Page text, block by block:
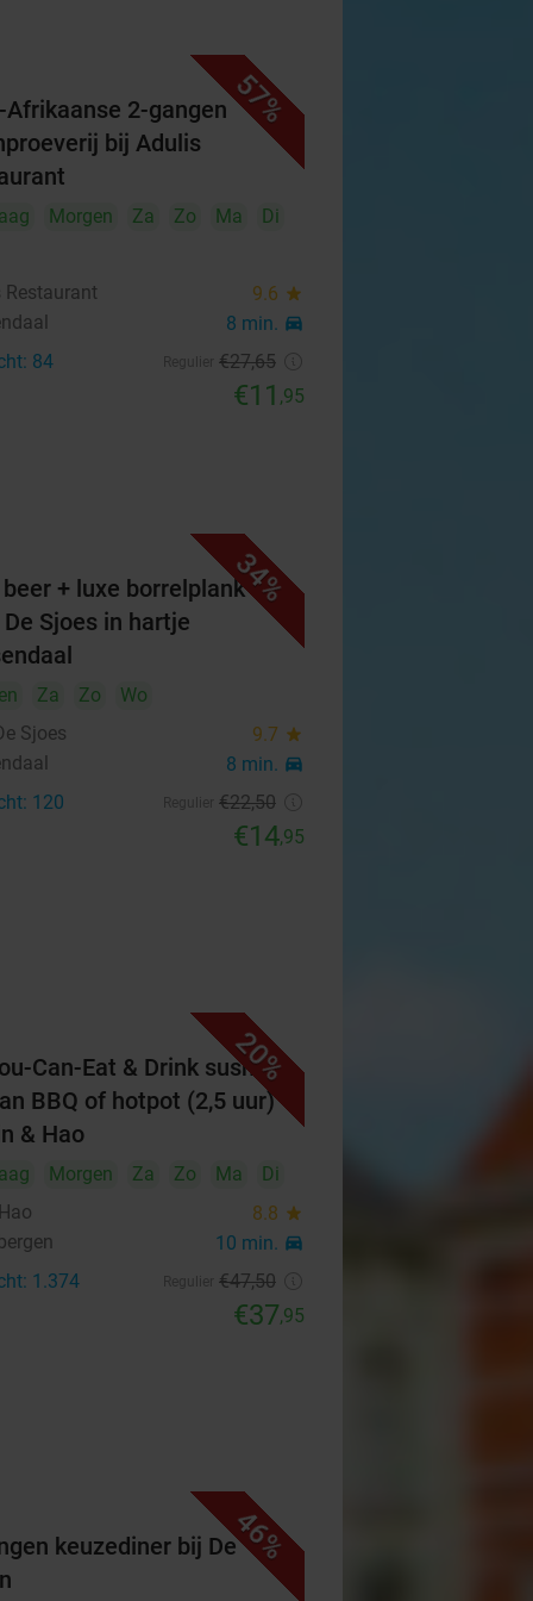
57%
Afrikaanse 2-gangen
bij Adulis
Morgen Za Zo Ma
Di
Restaurant
9.6 star
8 min. directions_car
84 €27,65
€11 ,95
34%
+ luxe borrelplank bij
Sjoes in hartje
Za Zo
Wo
Sjoes
9.7 star
8 min. directions_car
120 €22,50
€14,95
20%
Can-Eat & Drink sushi en
BBQ of hotpot (2,5 uur)
& Hao
Morgen Za Zo Ma
Di
8.8 star
10 min. directions_car
1.374 €47,50
€37,95
46%
keuzediner bij De